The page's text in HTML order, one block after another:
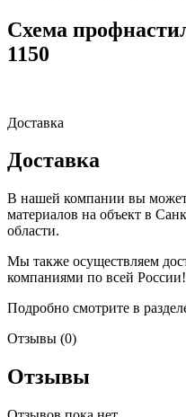
Схема
1150
Доставка
Доставка
В нашей компании вы
материалов на объект в
области.
Мы также осуществляем
компаниями по всей России!
Подробно смотрите в
Отзывы (0)
Отзывы